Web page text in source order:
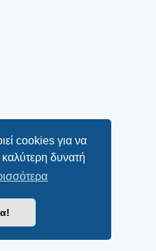
cookies για να
καλύτερη δυνατή